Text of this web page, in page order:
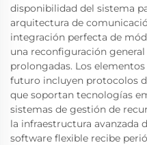
disponibilidad del sistema
arquitectura de
integración perfecta de
una reconfiguración
prolongadas. Los
futuro incluyen protocolos
que soportan tecnologías
sistemas de gestión de
la infraestructura avanzada
software flexible recibe